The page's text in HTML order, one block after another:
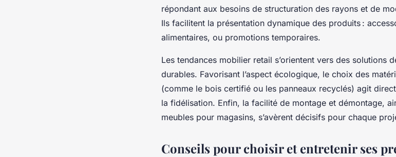
répondant aux besoins de structuration des rayons et de
Ils facilitent la présentation dynamique des produits :
alimentaires, ou promotions temporaires.
Les tendances mobilier retail s’orientent vers des solutions
durables. Favorisant l’aspect écologique, le choix des
(comme le bois certifié ou les panneaux recyclés) agit
la fidélisation. Enfin, la facilité de montage et démontage,
meubles pour magasins, s’avèrent décisifs pour chaque
Conseils pour choisir et entretenir ses